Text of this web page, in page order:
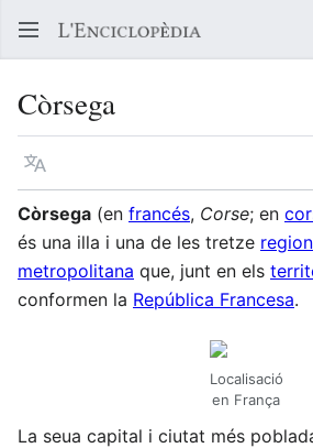
Còrsega
Llegir en un atre idioma
Còrsega (en francés, Corse; en
és una illa i una de les tretze
metropolitana que, junt en els
conformen la República Francesa.
Localisació
en França
La seua capital i ciutat més